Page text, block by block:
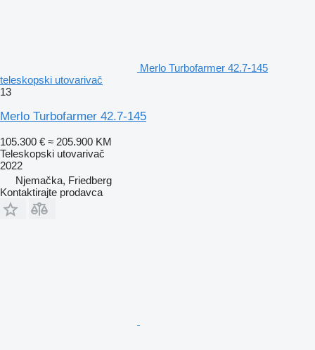
Merlo Turbofarmer 42.7-145
teleskopski utovarivač
13
Merlo Turbofarmer 42.7-145
105.300 € ≈ 205.900 KM
Teleskopski utovarivač
2022
Njemačka, Friedberg
Kontaktirajte prodavca